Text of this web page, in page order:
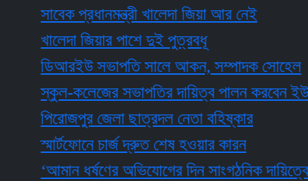
সাবেক প্রধানমন্ত্রী খালেদা জিয়া আর নেই
খালেদা জিয়ার পাশে দুই পুত্রবধূ
ডিআরইউ সভাপতি সালে আকন, সম্পাদক সোহেল
স্কুল-কলেজের সভাপতির দায়িত্ব পালন করবেন
পিরোজপুর জেলা ছাত্রদল নেতা বহিষ্কার
স্মার্টফোনে চার্জ দ্রুত শেষ হওয়ার কারন
‘আমান ধর্ষণের অভিযোগের দিন সাংগঠনিক দায়িত্বে